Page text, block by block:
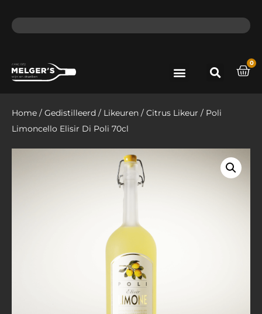
0
Home / Gedistilleerd / Likeuren / Citrus Likeur / Poli
Limoncello Elisir Di Poli 70cl